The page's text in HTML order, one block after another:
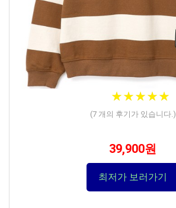
★★★★★
★★★★★
(7개의 후기가 있습니다.)
39,900원
최저가 보러가기